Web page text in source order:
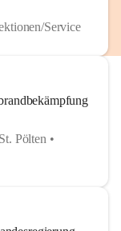
Service
Pölten •